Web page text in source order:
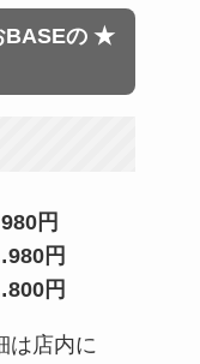
BASEの ★
980円
円
円
は店内に